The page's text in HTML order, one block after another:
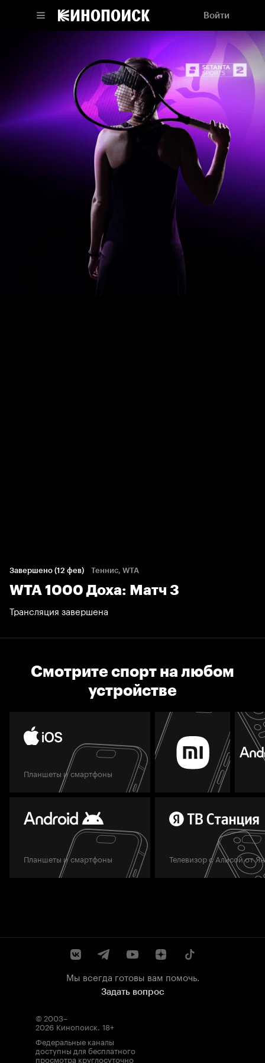
Войти
Завершено (12 фев) Теннис, WTA
WTA 1000 Доха: Матч 3
Трансляция завершена
Смотрите спорт на любом
устройстве
Планшеты и смартфоны
Планшеты и смартфоны Телевизор с Алисой от
Мы всегда готовы вам помочь.
Задать вопрос
© 2003–
2026 Кинопоиск. 18+
Федеральные каналы
доступны для бесплатного
просмотра круглосуточно